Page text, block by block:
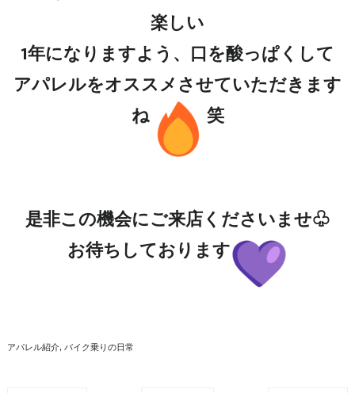
楽しい
1年になりますよう、口を酸っぱくして
アパレルをオススメさせていただきます
ね
笑
是非この機会にご来店くださいませ♧
お待ちしております
アパレル紹介 バイク乗りの日常